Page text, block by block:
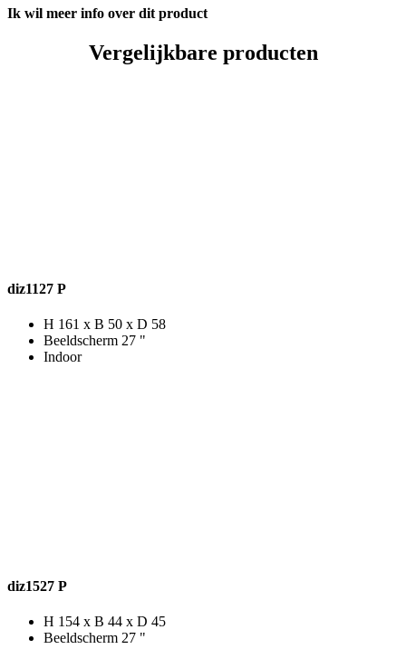
Ik wil meer info over dit product
Vergelijkbare producten
diz1127 P
H 161 x B 50 x D 58
Beeldscherm 27 "
Indoor
diz1527 P
H 154 x B 44 x D 45
Beeldscherm 27 "